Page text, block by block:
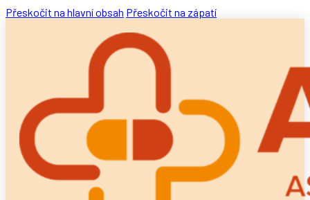
Přeskočit na hlavní obsah Přeskočit na zápatí